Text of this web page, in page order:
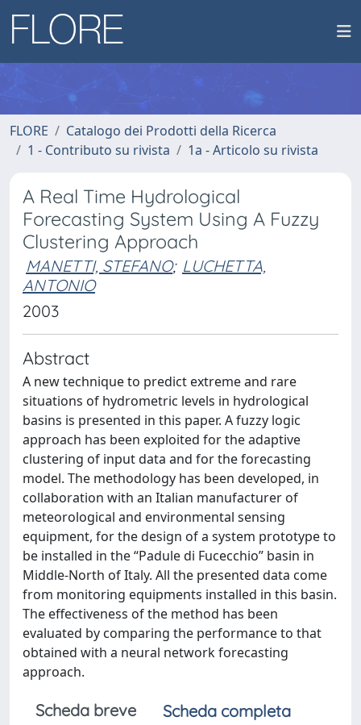
FLORE
Catalogo dei Prodotti della Ricerca
1 - Contributo su rivista
1a - Articolo su rivista
A Real Time Hydrological
Forecasting System Using A Fuzzy
Clustering Approach
MANETTI, STEFANO; LUCHETTA,
ANTONIO
2003
Abstract
A new technique to predict extreme and rare
situations of hydrometric levels in hydrological
basins is presented in this paper. A fuzzy logic
approach has been exploited for the adaptive
clustering of input data and for the forecasting
model. The methodology has been developed, in
collaboration with an Italian manufacturer of
meteorological and environmental sensing
equipment, for the design of a system prototype to
be installed in the “Padule di Fucecchio” basin in
Middle-North of Italy. All the presented data come
from monitoring equipments installed in this basin.
The effectiveness of the method has been
evaluated by comparing the performance to that
obtained with a neural network forecasting
approach.
Scheda breve
Scheda completa